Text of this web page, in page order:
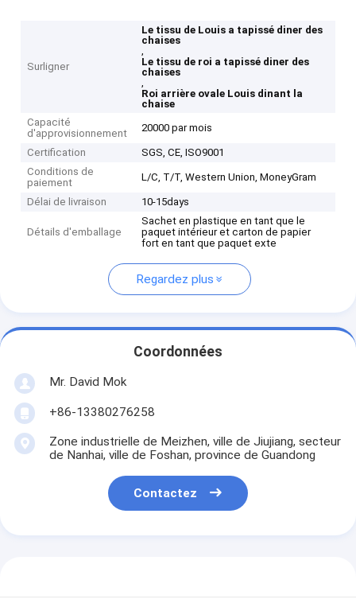
Surligner
Le tissu de Louis a tapissé diner des
chaises
,
Le tissu de roi a tapissé diner des
chaises
,
Roi arrière ovale Louis dinant la
chaise
Capacité
d'approvisionnement
20000 par mois
Certification
SGS, CE, ISO9001
Conditions de
paiement
L/C, T/T, Western Union, MoneyGram
Délai de livraison 10-15days
Détails d'emballage
Sachet en plastique en tant que le
paquet intérieur et carton de papier
fort en tant que paquet exte
Regardez plus
Coordonnées
Mr. David Mok
+86-13380276258
Zone industrielle de Meizhen, ville de Jiujiang, secteur
de Nanhai, ville de Foshan, province de Guandong
Contactez